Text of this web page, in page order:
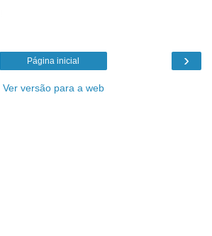
›
Página inicial
Ver versão para a web